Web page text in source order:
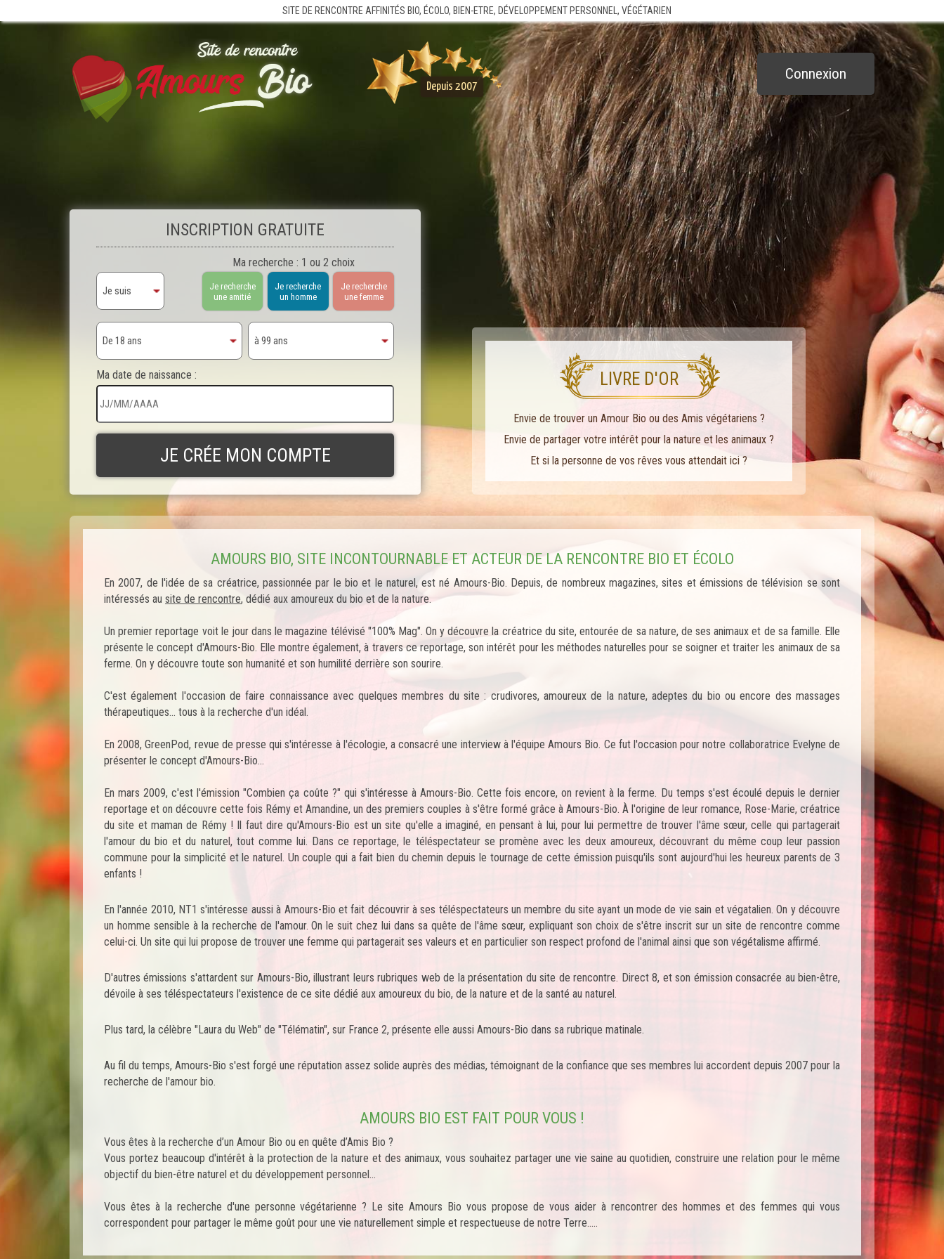
SITE DE RENCONTRE AFFINITÉS BIO, ÉCOLO, BIEN-ETRE, DÉVELOPPEMENT PERSONNEL, VÉGÉTARIEN
Depuis 2007
Connexion
LIVRE D'OR
Envie de trouver un Amour Bio ou des Amis végétariens ?
Envie de partager votre intérêt pour la nature et les animaux ?
Et si la personne de vos rêves vous attendait ici ?
INSCRIPTION GRATUITE
Ma recherche : 1 ou 2 choix
Je recherche
une amitié
Je recherche
un homme
Je recherche
une femme
Ma date de naissance :
AMOURS BIO, SITE INCONTOURNABLE ET ACTEUR DE LA RENCONTRE BIO ET ÉCOLO
En 2007, de l'idée de sa créatrice, passionnée par le bio et le naturel, est né Amours-Bio. Depuis, de nombreux magazines, sites et émissions de télévision se sont
intéressés au site de rencontre, dédié aux amoureux du bio et de la nature.
Un premier reportage voit le jour dans le magazine télévisé "100% Mag". On y découvre la créatrice du site, entourée de sa nature, de ses animaux et de sa famille. Elle
présente le concept d'Amours-Bio. Elle montre également, à travers ce reportage, son intérêt pour les méthodes naturelles pour se soigner et traiter les animaux de sa
ferme. On y découvre toute son humanité et son humilité derrière son sourire.
C'est également l'occasion de faire connaissance avec quelques membres du site : crudivores, amoureux de la nature, adeptes du bio ou encore des massages
thérapeutiques... tous à la recherche d'un idéal.
En 2008, GreenPod, revue de presse qui s'intéresse à l'écologie, a consacré une interview à l'équipe Amours Bio. Ce fut l'occasion pour notre collaboratrice Evelyne de
présenter le concept d'Amours-Bio...
En mars 2009, c'est l'émission "Combien ça coûte ?" qui s'intéresse à Amours-Bio. Cette fois encore, on revient à la ferme. Du temps s'est écoulé depuis le dernier
reportage et on découvre cette fois Rémy et Amandine, un des premiers couples à s'être formé grâce à Amours-Bio. À l'origine de leur romance, Rose-Marie, créatrice
du site et maman de Rémy ! Il faut dire qu'Amours-Bio est un site qu'elle a imaginé, en pensant à lui, pour lui permettre de trouver l'âme sœur, celle qui partagerait
l'amour du bio et du naturel, tout comme lui. Dans ce reportage, le téléspectateur se promène avec les deux amoureux, découvrant du même coup leur passion
commune pour la simplicité et le naturel. Un couple qui a fait bien du chemin depuis le tournage de cette émission puisqu'ils sont aujourd'hui les heureux parents de 3
enfants !
En l'année 2010, NT1 s'intéresse aussi à Amours-Bio et fait découvrir à ses téléspectateurs un membre du site ayant un mode de vie sain et végatalien. On y découvre
un homme sensible à la recherche de l'amour. On le suit chez lui dans sa quête de l'âme sœur, expliquant son choix de s'être inscrit sur un site de rencontre comme
celui-ci. Un site qui lui propose de trouver une femme qui partagerait ses valeurs et en particulier son respect profond de l'animal ainsi que son végétalisme affirmé.
D'autres émissions s'attardent sur Amours-Bio, illustrant leurs rubriques web de la présentation du site de rencontre. Direct 8, et son émission consacrée au bien-être,
dévoile à ses téléspectateurs l'existence de ce site dédié aux amoureux du bio, de la nature et de la santé au naturel.
Plus tard, la célèbre "Laura du Web" de "Télématin", sur France 2, présente elle aussi Amours-Bio dans sa rubrique matinale.
Au fil du temps, Amours-Bio s'est forgé une réputation assez solide auprès des médias, témoignant de la confiance que ses membres lui accordent depuis 2007 pour la
recherche de l'amour bio.
AMOURS BIO EST FAIT POUR VOUS !
Vous êtes à la recherche d’un Amour Bio ou en quête d’Amis Bio ?
Vous portez beaucoup d'intérêt à la protection de la nature et des animaux, vous souhaitez partager une vie saine au quotidien, construire une relation pour le même
objectif du bien-être naturel et du développement personnel...
Vous êtes à la recherche d'une personne végétarienne ? Le site Amours Bio vous propose de vous aider à rencontrer des hommes et des femmes qui vous
correspondent pour partager le même goût pour une vie naturellement simple et respectueuse de notre Terre.....